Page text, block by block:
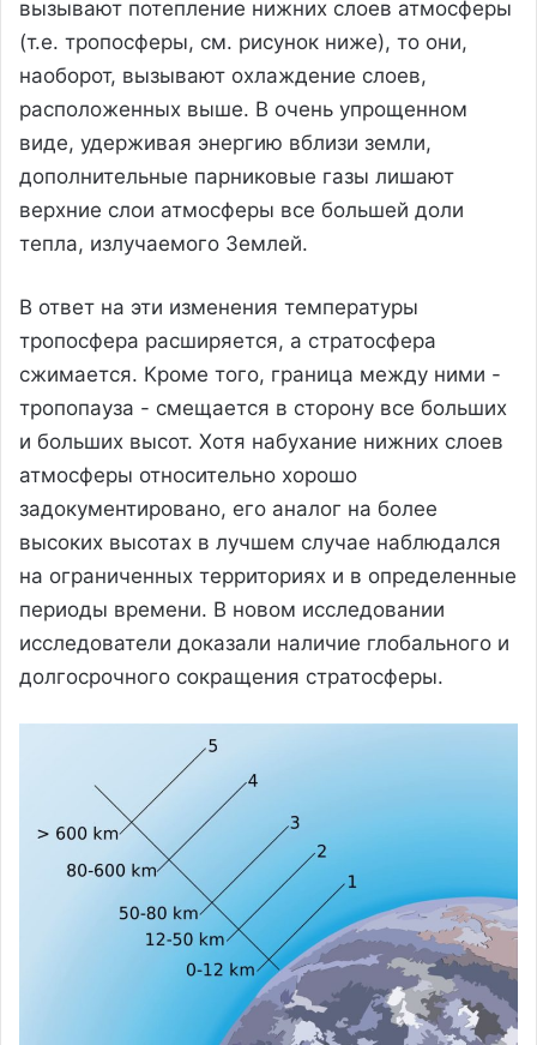
вызывают потепление нижних слоев атмосферы
(т.е. тропосферы, см. рисунок ниже), то они,
наоборот, вызывают охлаждение слоев,
расположенных выше. В очень упрощенном
виде, удерживая энергию вблизи земли,
дополнительные парниковые газы лишают
верхние слои атмосферы все большей доли
тепла, излучаемого Землей.
В ответ на эти изменения температуры
тропосфера расширяется, а стратосфера
сжимается. Кроме того, граница между ними -
тропопауза - смещается в сторону все больших
и больших высот. Хотя набухание нижних слоев
атмосферы относительно хорошо
задокументировано, его аналог на более
высоких высотах в лучшем случае наблюдался
на ограниченных территориях и в определенные
периоды времени. В новом исследовании
исследователи доказали наличие глобального и
долгосрочного сокращения стратосферы.